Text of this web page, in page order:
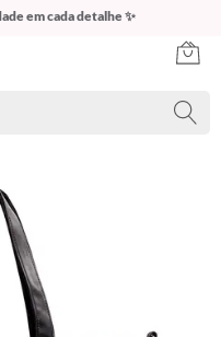
em cada detalhe ✨